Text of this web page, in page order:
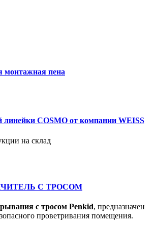
монтажная пена
линейки COSMO от компании WEISS
на склад
С ТРОСОМ
с тросом Penkid, предназначен
проветривания помещения.